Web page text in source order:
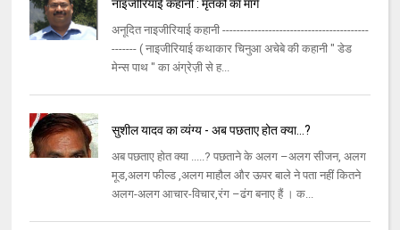
नाइजीरियाई कहानी : मृतकों का मार्ग
अनूदित नाइजीरियाई कहानी -----------------------------------------
------- ( नाइजीरियाई कथाकार चिनुआ अचेबे की कहानी " डेड
मेन्स पाथ " का अंग्रेज़ी से ह...
सुशील यादव का व्यंग्य - अब पछताए होत क्या…?
अब पछताए होत क्या .....? पछताने के अलग –अलग सीजन, अलग
मूड,अलग फील्ड ,अलग माहौल और ऊपर बाले ने पता नहीं कितने
अलग-अलग आचार-विचार,रंग –ढंग बनाए हैं । क...